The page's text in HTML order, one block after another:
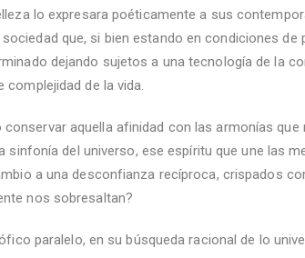
lo expresara poéticamente a sus
que, si bien estando en condiciones de
dejando sujetos a una tecnología de la
complejidad de la vida.
aquella afinidad con las armonías que
sinfonía del universo, ese espíritu que une las
a una desconfianza recíproca, crispados
nos sobresaltan?
paralelo, en su búsqueda racional de lo